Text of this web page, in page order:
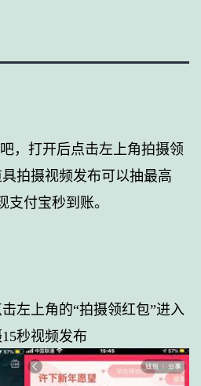
，打开后点击左上角拍摄领
拍摄视频发布可以抽最高
支付宝秒到账。
左上角的“拍摄领红包”进入
秒视频发布